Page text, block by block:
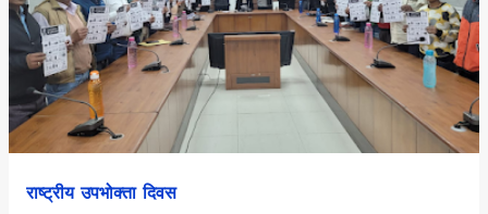
राष्ट्रीय उपभोक्ता दिवस